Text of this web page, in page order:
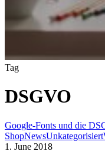
Tag
DSGVO
Google-Fonts und die
ShopNewsUnkategorisiert
1. June 2018